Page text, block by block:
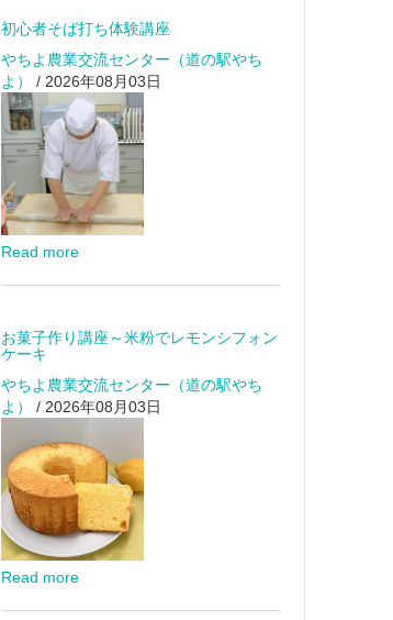
初心者そば打ち体験講座
やちよ農業交流センター（道の駅やち
よ）
/ 2026年08月03日
Read more
お菓子作り講座～米粉でレモンシフォン
ケーキ
やちよ農業交流センター（道の駅やち
よ）
/ 2026年08月03日
Read more